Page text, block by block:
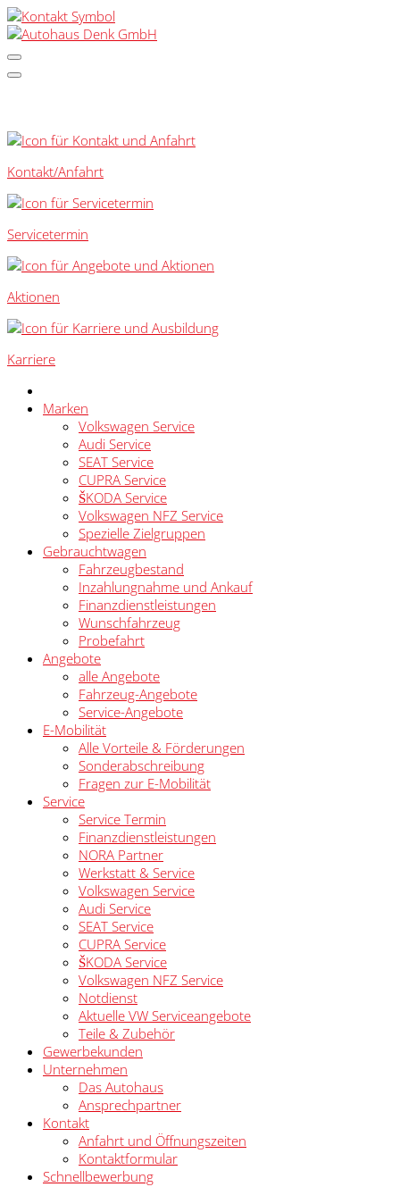
Kontakt/Anfahrt
Servicetermin
Aktionen
Karriere
Marken
Volkswagen Service
Audi Service
SEAT Service
CUPRA Service
ŠKODA Service
Volkswagen NFZ Service
Spezielle Zielgruppen
Gebrauchtwagen
Fahrzeugbestand
Inzahlungnahme und Ankauf
Finanzdienstleistungen
Wunschfahrzeug
Probefahrt
Angebote
alle Angebote
Fahrzeug-Angebote
Service-Angebote
E-Mobilität
Alle Vorteile & Förderungen
Sonderabschreibung
Fragen zur E-Mobilität
Service
Service Termin
Finanzdienstleistungen
NORA Partner
Werkstatt & Service
Volkswagen Service
Audi Service
SEAT Service
CUPRA Service
ŠKODA Service
Volkswagen NFZ Service
Notdienst
Aktuelle VW Serviceangebote
Teile & Zubehör
Gewerbekunden
Unternehmen
Das Autohaus
Ansprechpartner
Kontakt
Anfahrt und Öffnungszeiten
Kontaktformular
Schnellbewerbung